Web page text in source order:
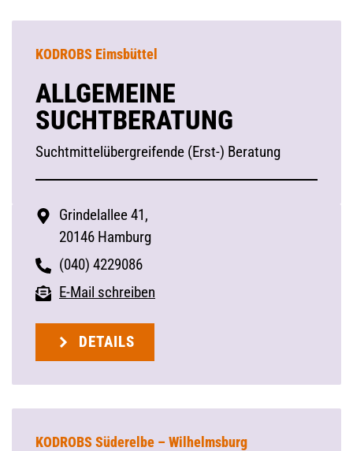
KODROBS Eimsbüttel
ALLGEMEINE
SUCHTBERATUNG
Suchtmittelübergreifende (Erst-) Beratung
Grindelallee 41,
20146 Hamburg
(040) 4229086
E-Mail schreiben
DETAILS
KODROBS Süderelbe – Wilhelmsburg